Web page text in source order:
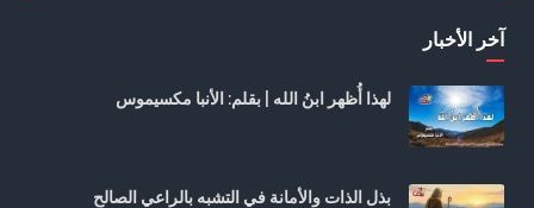
آخر الأخبار
لهذا أُظهر ابنُ الله | بقلم: الأنبا مكسيموس
بذل الذات والأمانة في التشبه بالراعي الصالح